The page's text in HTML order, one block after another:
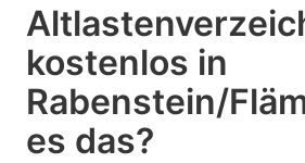
kostenlos in
Rabenstein/
es das?